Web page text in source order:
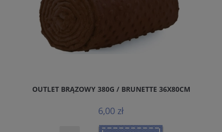
OUTLET BRĄZOWY 380G / BRUNETTE 36X80CM
6,00 zł